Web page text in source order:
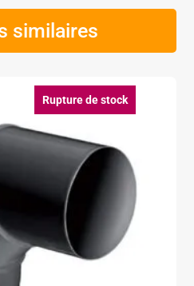
similaires
Rupture de stock